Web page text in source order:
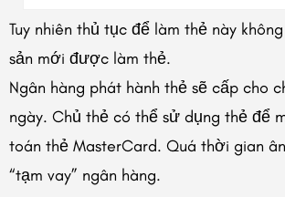
Tuy nhiên thủ tục để làm thẻ này
sản mới được làm thẻ.
Ngân hàng phát hành thẻ sẽ cấp cho
ngày. Chủ thẻ có thể sử dụng thẻ để
toán thẻ MasterCard. Quá thời gian
“tạm vay” ngân hàng.